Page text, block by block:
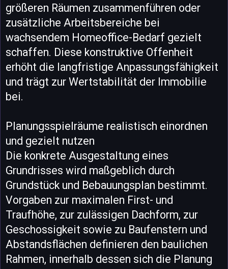
größeren Räumen zusammenführen oder
zusätzliche Arbeitsbereiche bei
wachsendem Homeoffice-Bedarf gezielt
schaffen. Diese konstruktive Offenheit
erhöht die langfristige Anpassungsfähigkeit
und trägt zur Wertstabilität der Immobilie
bei.
Planungsspielräume realistisch einordnen
und gezielt nutzen
Die konkrete Ausgestaltung eines
Grundrisses wird maßgeblich durch
Grundstück und Bebauungsplan bestimmt.
Vorgaben zur maximalen First- und
Traufhöhe, zur zulässigen Dachform, zur
Geschossigkeit sowie zu Baufenstern und
Abstandsflächen definieren den baulichen
Rahmen, innerhalb dessen sich die Planung